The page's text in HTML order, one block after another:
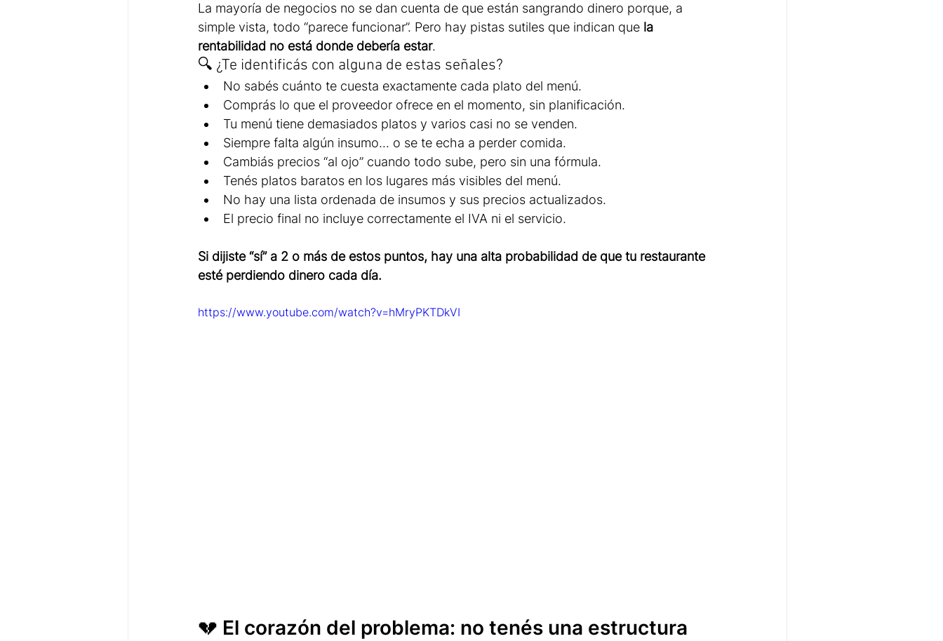
La mayoría de negocios no se dan cuenta de que están sangrando dinero porque, a
simple vista, todo “parece funcionar”. Pero hay pistas sutiles que indican que la
rentabilidad no está donde debería estar.
🔍 ¿Te identificás con alguna de estas señales?
No sabés cuánto te cuesta exactamente cada plato del menú.
Comprás lo que el proveedor ofrece en el momento, sin planificación.
Tu menú tiene demasiados platos y varios casi no se venden.
Siempre falta algún insumo... o se te echa a perder comida.
Cambiás precios “al ojo” cuando todo sube, pero sin una fórmula.
Tenés platos baratos en los lugares más visibles del menú.
No hay una lista ordenada de insumos y sus precios actualizados.
El precio final no incluye correctamente el IVA ni el servicio.
Si dijiste “sí” a 2 o más de estos puntos, hay una alta probabilidad de que tu restaurante
esté perdiendo dinero cada día.
https://www.youtube.com/watch?v=hMryPKTDkVI
💔 El corazón del problema: no tenés una estructura